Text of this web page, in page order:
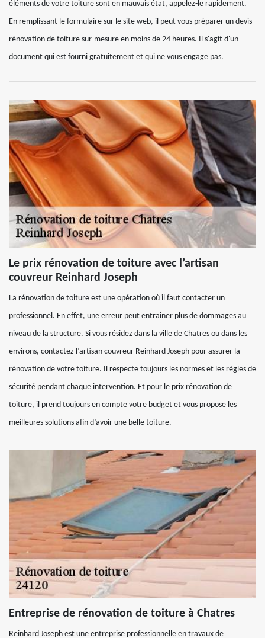
éléments de votre toiture sont en mauvais état, appelez-le rapidement.
En remplissant le formulaire sur le site web, il peut vous préparer un devis
rénovation de toiture sur-mesure en moins de 24 heures. Il s'agit d'un
document qui est fourni gratuitement et qui ne vous engage pas.
Le prix rénovation de toiture avec l’artisan
couvreur Reinhard Joseph
La rénovation de toiture est une opération où il faut contacter un
professionnel. En effet, une erreur peut entrainer plus de dommages au
niveau de la structure. Si vous résidez dans la ville de Chatres ou dans les
environs, contactez l’artisan couvreur Reinhard Joseph pour assurer la
rénovation de votre toiture. Il respecte toujours les normes et les règles de
sécurité pendant chaque intervention. Et pour le prix rénovation de
toiture, il prend toujours en compte votre budget et vous propose les
meilleures solutions afin d’avoir une belle toiture.
Entreprise de rénovation de toiture à Chatres
Reinhard Joseph est une entreprise professionnelle en travaux de